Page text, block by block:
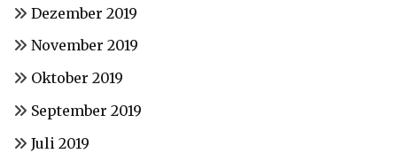
Dezember 2019
November 2019
Oktober 2019
September 2019
Juli 2019